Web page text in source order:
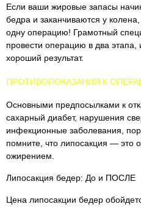
Если ваши жировые запасы
бедра и заканчиваются у
одну операцию! Грамотный
провести операцию в два этапа,
хороший результат.
ПРОТИВОПОКАЗАНИЯ К
Основными предпосылками к
сахарный диабет, нарушения
инфекционные заболевания,
помните, что липосакция — это
ожирением.
Липосакция бедер: До и ПОСЛЕ
Цена липосакции бедер